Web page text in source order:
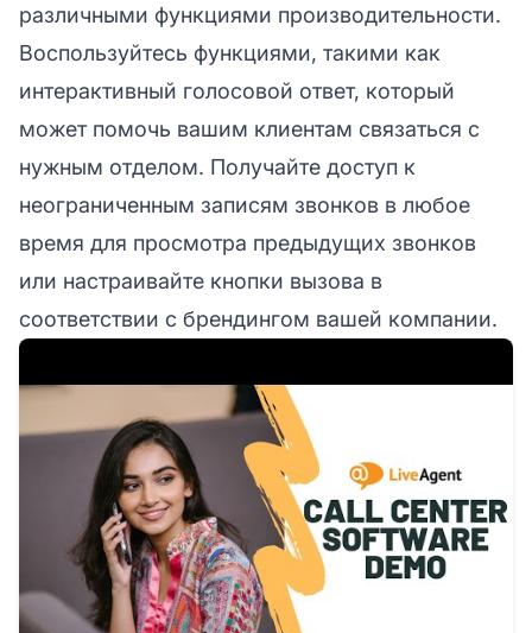
различными функциями производительности.
Воспользуйтесь функциями, такими как
интерактивный голосовой ответ, который
может помочь вашим клиентам связаться с
нужным отделом. Получайте доступ к
неограниченным записям звонков в любое
время для просмотра предыдущих звонков
или настраивайте кнопки вызова в
соответствии с брендингом вашей компании.